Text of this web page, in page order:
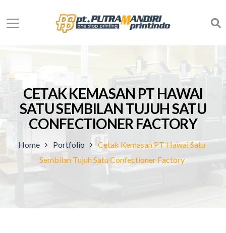
CETAK KEMASAN PT HAWAI
SATU SEMBILAN TUJUH SATU
CONFECTIONER FACTORY
Home Portfolio
Cetak Kemasan PT Hawai Satu
Sembilan Tujuh Satu Confectioner Factory